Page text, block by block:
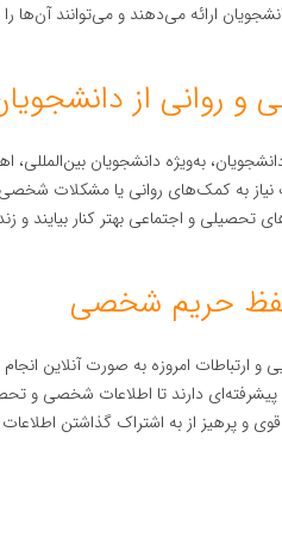
ارائه می‌دهند و می‌توانند آن‌ها
روانی از
به‌ویژه دانشجویان
به کمک‌های روانی یا مشکلات شخصی
تحصیلی و اجتماعی بهتر کنار بیایند و
حریم شخصی
و ارتباطات امروزه به صورت آنلاین
دارند تا اطلاعات شخصی و
قوی و پرهیز از به اشتراک گذاشتن